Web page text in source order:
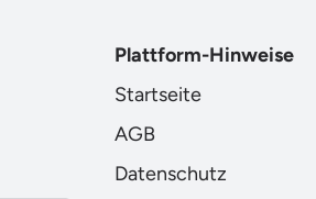
Plattform-Hinweise
Startseite
AGB
Datenschutz